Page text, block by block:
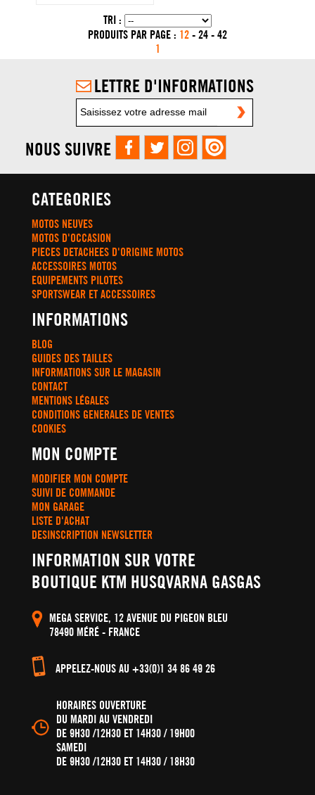
TRI :
PRODUITS PAR PAGE : 12 - 24 - 42
1
LETTRE D'INFORMATIONS
NOUS SUIVRE
CATEGORIES
MOTOS NEUVES
MOTOS D'OCCASION
PIECES DETACHEES D'ORIGINE MOTOS
ACCESSOIRES MOTOS
EQUIPEMENTS PILOTES
SPORTSWEAR ET ACCESSOIRES
INFORMATIONS
BLOG
GUIDES DES TAILLES
INFORMATIONS SUR LE MAGASIN
CONTACT
MENTIONS LÉGALES
CONDITIONS GENERALES DE VENTES
COOKIES
MON COMPTE
MODIFIER MON COMPTE
SUIVI DE COMMANDE
MON GARAGE
LISTE D'ACHAT
DESINSCRIPTION NEWSLETTER
INFORMATION SUR VOTRE
BOUTIQUE KTM HUSQVARNA GASGAS
MEGA SERVICE, 12 AVENUE DU PIGEON BLEU
78490 MÉRÉ - FRANCE
APPELEZ-NOUS AU +33(0)1 34 86 49 26
HORAIRES OUVERTURE
DU MARDI AU VENDREDI
DE 9H30 /12H30 ET 14H30 / 19H00
SAMEDI
DE 9H30 /12H30 ET 14H30 / 18H30